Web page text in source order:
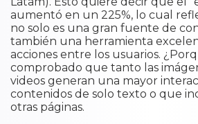
aumentó en un 225%, lo cual
no solo es una gran fuente de
también una herramienta
acciones entre los usuarios.
comprobado que tanto las
videos generan una mayor
contenidos de solo texto o que
otras páginas.